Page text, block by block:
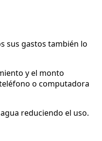
sus gastos también lo
y el monto
o computadora
reduciendo el uso.